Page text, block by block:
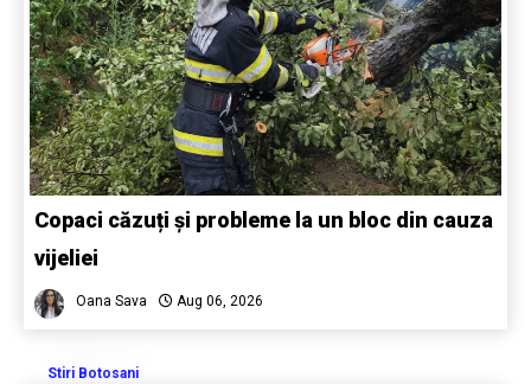
Copaci căzuți și probleme la un bloc din cauza
vijeliei
Oana Sava Aug 06, 2026
Stiri Botosani